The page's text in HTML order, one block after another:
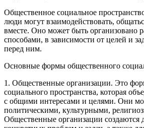
Общественное социальное
люди могут взаимодействовать,
вместе. Оно может быть организовано
способами, в зависимости от целей и
перед ним.
Основные формы общественного
1. Общественные организации. Это
социального пространства, которая
с общими интересами и целями. Они
политическими, культурными,
Общественные организации создаются